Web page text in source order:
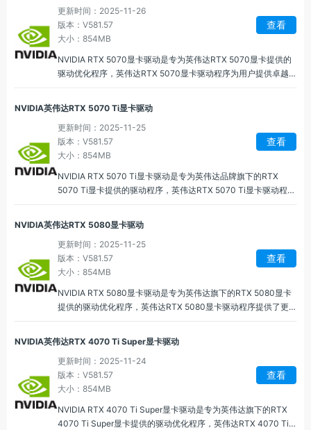
更新时间：2025-11-26
版本：V581.57
大小：854MB
查看
NVIDIA RTX 5070显卡驱动是专为英伟达RTX 5070显卡提供的
驱动优化程序，英伟达RTX 5070显卡驱动程序为用户提供卓越
况下稳定运行，为用户提供卓越的沉浸式体验，支持更广泛的显
示设备，提升多屏操作的流畅度。
NVIDIA英伟达RTX 5070 Ti显卡驱动
更新时间：2025-11-25
版本：V581.57
大小：854MB
查看
NVIDIA RTX 5070 Ti显卡驱动是专为英伟达品牌旗下的RTX
5070 Ti显卡提供的驱动程序，英伟达RTX 5070 Ti显卡驱动程序
更加真实的阴影、反射和折射效果，能够优化图像处理和游戏帧
数，带来更高质量和更高帧率的游戏体验。
NVIDIA英伟达RTX 5080显卡驱动
更新时间：2025-11-25
版本：V581.57
大小：854MB
查看
NVIDIA RTX 5080显卡驱动是专为英伟达旗下的RTX 5080显卡
提供的驱动优化程序，英伟达RTX 5080显卡驱动程序提供了更
分发挥显卡在游戏、创作和专业计算任务中的强大性能。
NVIDIA英伟达RTX 4070 Ti Super显卡驱动
更新时间：2025-11-24
版本：V581.57
大小：854MB
查看
NVIDIA RTX 4070 Ti Super显卡驱动是专为英伟达旗下的RTX
4070 Ti Super显卡提供的驱动优化程序，英伟达RTX 4070 Ti